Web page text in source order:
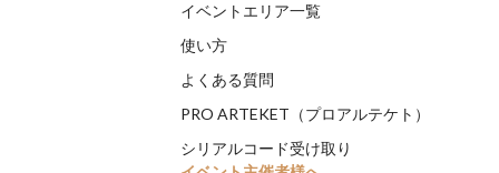
イベントエリア一覧
使い方
よくある質問
PRO ARTEKET（プロアルテケト）
シリアルコード受け取り